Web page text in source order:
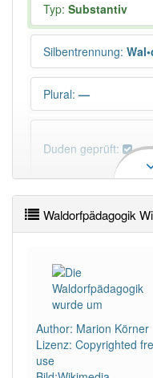
Typ: Substantiv
Silbentrennung:
Plural: —
Duden geprüft:
PowerIndex:3
Häufigkeit: 4 von 10
Wörter mit Endung
Wörter mit Endung
Waldorfpädagogik
Author: Marion Körner
Lizenz: Copyrighted
use